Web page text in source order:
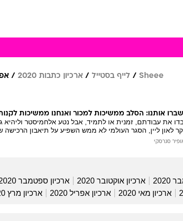
Sheee לייף בסטייל ארכיון כתבות 2020
אותנו: הסלב ממשיכות למכור ואנחנו ממשיכות
את עבודתם, זמנית או לתמיד, אבל נטע אלחמיסטר וליהיא
לאון ליין, הסגר העולמי לא ממש השפיע על תיאבון הרכישה
סגרסקי
ארכיון אוקטובר 2020 ארכיון ספטמבר 2020
ארכיון מאי 2020 ארכיון אפריל 2020 ארכיון מרץ 2020